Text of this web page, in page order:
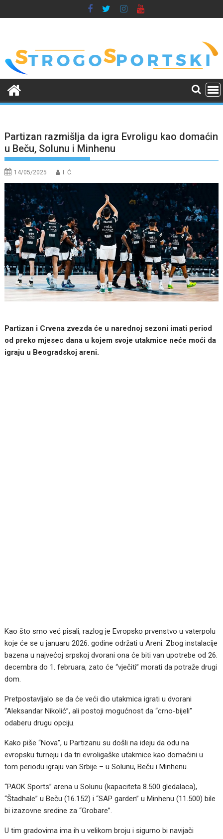
to
Partizan razmišlja da igra Evroligu kao domaćin
u Beču, Solunu i Minhenu
14/05/2025 I. Ć.
Partizan i Crvena zvezda će u narednoj sezoni imati period
od preko mjesec dana u kojem svoje utakmice neće moći da
igraju u Beogradskoj areni.
Kao što smo već pisali, razlog je Evropsko prvenstvo u vaterpolu
koje će se u januaru 2026. godine održati u Areni. Zbog instalacije
bazena u najvećoj srpskoj dvorani ona će biti van upotrebe od 26.
decembra do 1. februara, zato će “vječiti” morati da potraže drugi
dom.
Pretpostavljalo se da će veći dio utakmica igrati u dvorani
“Aleksandar Nikolić”, ali postoji mogućnost da “crno-bijeli”
odaberu drugu opciju.
Kako piše “Nova”, u Partizanu su došli na ideju da odu na
evropsku turneju i da tri evroligaške utakmice kao domaćini u
tom periodu igraju van Srbije – u Solunu, Beču i Minhenu.
“PAOK Sports” arena u Solunu (kapaciteta 8.500 gledalaca),
“Štadhale” u Beču (16.152) i “SAP garden” u Minhenu (11.500) bile
bi izazovne sredine za “Grobare”.
U tim gradovima ima ih u velikom broju i sigurno bi navijači